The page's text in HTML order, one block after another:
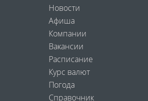
Новости
Афиша
Компании
Вакансии
Расписание
Курс валют
Погода
Справочник